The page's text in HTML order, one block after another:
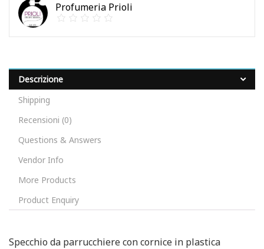
Profumeria Prioli
Descrizione
Shipping
Recensioni (0)
Questions & Answers
Vendor Info
More Products
Product Enquiry
Specchio da parrucchiere con cornice in plastica